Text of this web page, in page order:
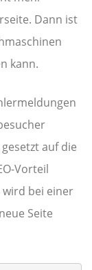
Dann ist
kann.
auf die
Vorteil
wird bei einer
Seite